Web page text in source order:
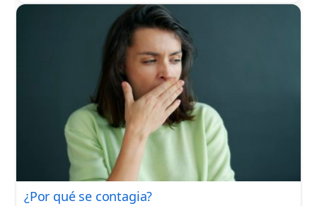
¿Por qué se contagia?